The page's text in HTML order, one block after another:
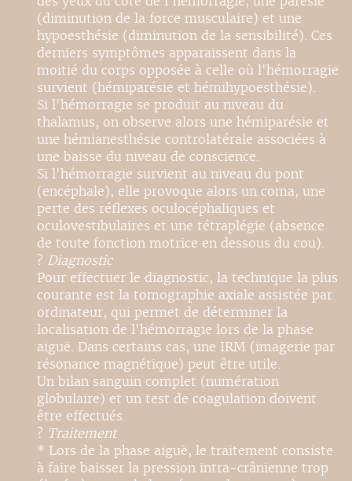
(diminution de la force musculaire) et une
hypoesthésie (diminution de la sensibilité). Ces
derniers symptômes apparaissent dans la
moitié du corps opposée à celle où l'hémorragie
survient (hémiparésie et hémihypoesthésie).
Si l'hémorragie se produit au niveau du
thalamus, on observe alors une hémiparésie et
une hémianesthésie controlatérale associées à
une baisse du niveau de conscience.
Si l'hémorragie survient au niveau du pont
(encéphale), elle provoque alors un coma, une
perte des réflexes oculocéphaliques et
oculovestibulaires et une tétraplégie (absence
de toute fonction motrice en dessous du cou).
? Diagnostic
Pour effectuer le diagnostic, la technique la plus
courante est la tomographie axiale assistée par
ordinateur, qui permet de déterminer la
localisation de l'hémorragie lors de la phase
aiguë. Dans certains cas, une IRM (imagerie par
résonance magnétique) peut être utile.
Un bilan sanguin complet (numération
globulaire) et un test de coagulation doivent
être effectués.
? Traitement
* Lors de la phase aiguë, le traitement consiste
à faire baisser la pression intra-crânienne trop